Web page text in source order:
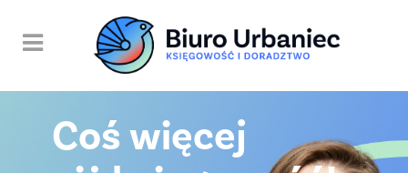
Coś więcej